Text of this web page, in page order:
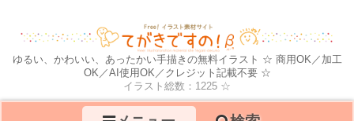
ゆるい、かわいい、あったかい手描きの無料イラスト ☆ 商用OK／加工
OK／AI使用OK／クレジット記載不要 ☆
イラスト総数：1225 ☆